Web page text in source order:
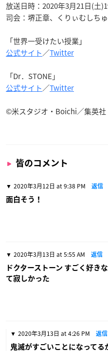
放送日時：2020年3月21日(土
司会：堺正章、くりぃむしち
「世界一受けたい授業」
公式サイト／Twitter
「Dr．STONE」
公式サイト／Twitter
©米スタジオ・Boichi／集英社
皆のコメント
2020年3月12日 at 9:38 PM 返信
面白そう！
2020年3月13日 at 5:55 AM 返信
ドクターストーン すごく好き
て寂しかった
2020年3月13日 at 4:26 PM 返信
鬼滅がすごいことになってる